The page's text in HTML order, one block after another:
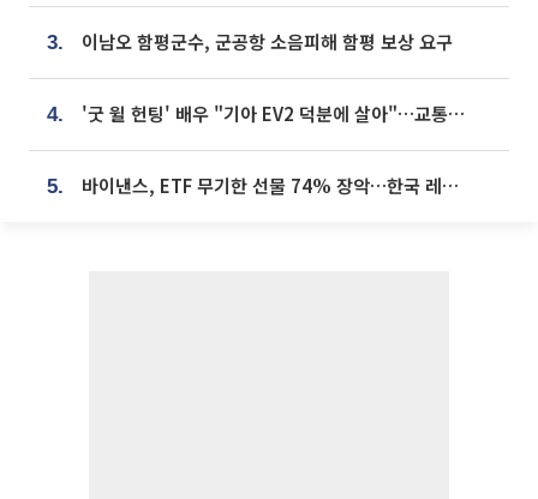
3. 이남오 함평군수, 군공항 소음피해 함평 보상 요구
4. '굿 윌 헌팅' 배우 "기아 EV2 덕분에 살아"…교통사고 후 안전성 극찬
5. 바이낸스, ETF 무기한 선물 74% 장악…한국 레버리지 ETF 거래 급증 [e가상자산]